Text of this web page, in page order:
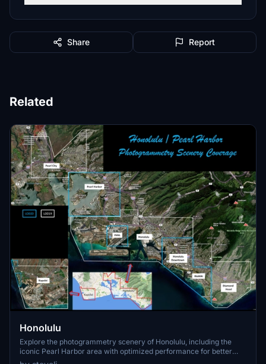
Share Report
Related
Honolulu
Explore the photogrammetry scenery of Honolulu, including the
iconic Pearl Harbor area with optimized performance for better
FPS. Discover Waikiki, Honolulu downtown, and more with this